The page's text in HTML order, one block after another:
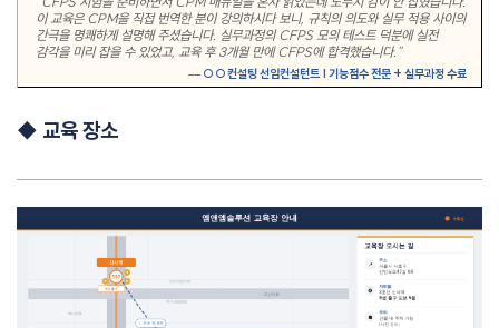
이 교육은 CPM을 직접 번역한 분이 강의하시다 보니, 규칙의 의도와 실무 적용 사이의
간극을 명쾌하게 설명해 주셨습니다. 실무과정의 CFPS모의 테스트 덕분에 실전
감각을 미리 잡을 수 있었고, 교육 후3개월 만에 CFPS에 합격했습니다.”
— ○○컨설팅 선임컨설턴트 | 기능점수 전문 + 실무과정 수료
◆ 교육 장소